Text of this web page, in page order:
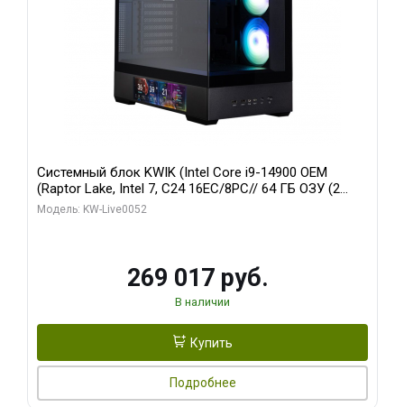
Системный блок KWIK (Intel Core i9-14900 OEM
(Raptor Lake, Intel 7, C24 16EC/8PC// 64 ГБ ОЗУ (2
модуля)/ Palit RTX5080 GAMINGPRO OC 16GB GDDR7
Модель: KW-Live0052
269 017 руб.
В наличии
Купить
Подробнее